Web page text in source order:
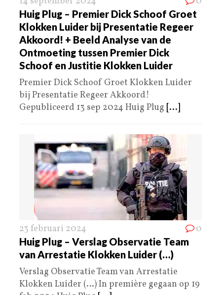
Huig Plug – Premier Dick Schoof Groet
Klokken Luider bij Presentatie Regeer
Akkoord! + Beeld Analyse van de
Ontmoeting tussen Premier Dick
Schoof en Justitie Klokken Luider
Premier Dick Schoof Groet Klokken Luider
bij Presentatie Regeer Akkoord!
Gepubliceerd 13 sep 2024 Huig Plug [...]
23 februari 2024 0
Huig Plug – Verslag Observatie Team
van Arrestatie Klokken Luider (…)
Verslag Observatie Team van Arrestatie
Klokken Luider (…) In première gegaan op 19